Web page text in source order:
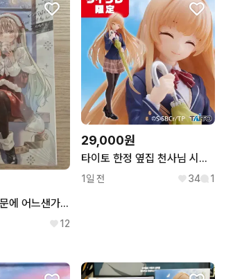
2
옆집 천사님 때문에 어느샌가 인간적으로 타락한 사연 10권 특별판 미개봉
12
29,000원
타이토 한정 옆집 천사님 시이나 마히루 피규어 교복 ver. 재판
1일 전 34 1